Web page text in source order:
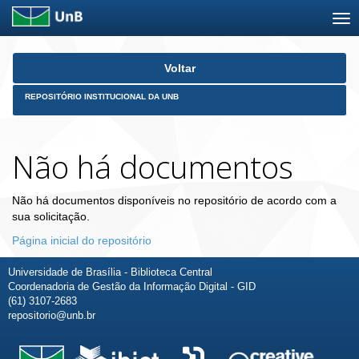
Skip
Voltar
REPOSITÓRIO INSTITUCIONAL DA UNB
Não há documentos
Não há documentos disponíveis no repositório de acordo com a
sua solicitação.
Página inicial do repositório
Universidade de Brasília - Biblioteca Central
Coordenadoria de Gestão da Informação Digital - GID
(61) 3107-2683
repositorio@unb.br